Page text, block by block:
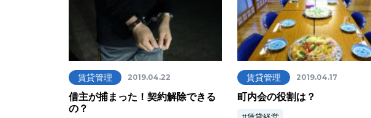
賃貸管理 2019.04.22
借主が捕まった！契約解除できる
の？
賃貸管理 2019.04.17
町内会の役割は？